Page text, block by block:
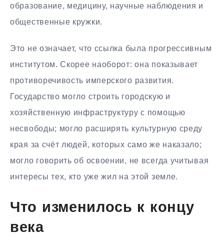
образование, медицину, научные наблюдения и
общественные кружки.
Это не означает, что ссылка была прогрессивным
институтом. Скорее наоборот: она показывает
противоречивость имперского развития.
Государство могло строить городскую и
хозяйственную инфраструктуру с помощью
несвободы; могло расширять культурную среду
края за счёт людей, которых само же наказало;
могло говорить об освоении, не всегда учитывая
интересы тех, кто уже жил на этой земле.
Что изменилось к концу
века